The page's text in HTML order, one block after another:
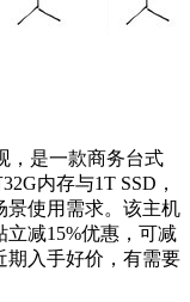
，是一款商务台式
内存与1T SSD，
景使用需求。该主机
立减15%优惠，可减
期入手好价，有需要